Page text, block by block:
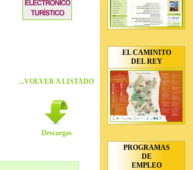
...VOLVER A LISTADO
Descargas
EL CAMINITO
DEL REY
PROGRAMAS
DE
EMPLEO